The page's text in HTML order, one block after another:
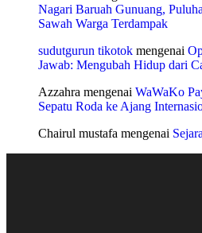
Nagari Baruah Gunuang,
Sawah Warga Terdampak
sudutgurun tikotok mengenai
Jawab: Mengubah Hidup dari
Azzahra mengenai WaWaKo
Sepatu Roda ke Ajang
Chairul mustafa mengenai